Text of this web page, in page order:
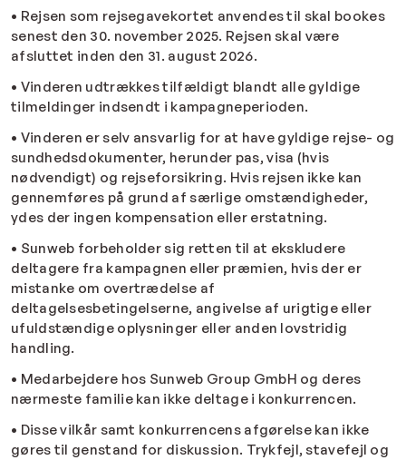
• Rejsen som rejsegavekortet anvendes til skal bookes
senest den 30. november 2025. Rejsen skal være
afsluttet inden den 31. august 2026.
• Vinderen udtrækkes tilfældigt blandt alle gyldige
tilmeldinger indsendt i kampagneperioden.
• Vinderen er selv ansvarlig for at have gyldige rejse- og
sundhedsdokumenter, herunder pas, visa (hvis
nødvendigt) og rejseforsikring. Hvis rejsen ikke kan
gennemføres på grund af særlige omstændigheder,
ydes der ingen kompensation eller erstatning.
• Sunweb forbeholder sig retten til at ekskludere
deltagere fra kampagnen eller præmien, hvis der er
mistanke om overtrædelse af
deltagelsesbetingelserne, angivelse af urigtige eller
ufuldstændige oplysninger eller anden lovstridig
handling.
• Medarbejdere hos Sunweb Group GmbH og deres
nærmeste familie kan ikke deltage i konkurrencen.
• Disse vilkår samt konkurrencens afgørelse kan ikke
gøres til genstand for diskussion. Trykfejl, stavefejl og